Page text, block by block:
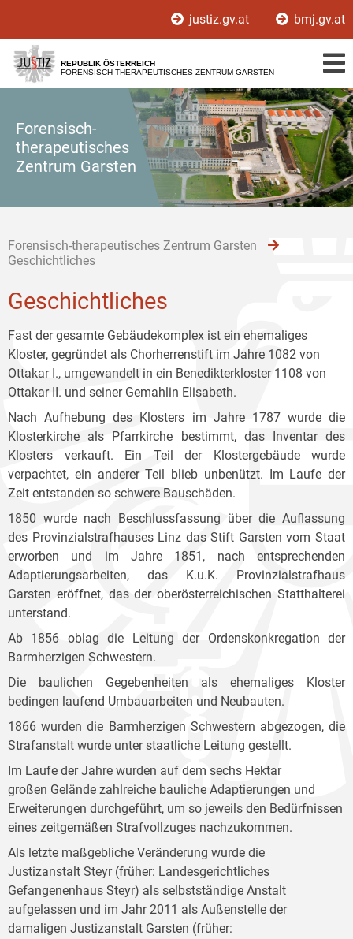
[1]
[2]
[3]
justiz.gv.at bmj.gv.at
REPUBLIK ÖSTERREICH
FORENSISCH-THERAPEUTISCHES ZENTRUM GARSTEN
Forensisch-
therapeutisches
Zentrum Garsten
Forensisch-therapeutisches Zentrum Garsten
Geschichtliches
Geschichtliches
Fast der gesamte Gebäudekomplex ist ein ehemaliges
Kloster, gegründet als Chorherrenstift im Jahre 1082 von
Ottakar I., umgewandelt in ein Benedikterkloster 1108 von
Ottakar II. und seiner Gemahlin Elisabeth.
Nach Aufhebung des Klosters im Jahre 1787 wurde die
Klosterkirche als Pfarrkirche bestimmt, das Inventar des
Klosters verkauft. Ein Teil der Klostergebäude wurde
verpachtet, ein anderer Teil blieb unbenützt. Im Laufe der
Zeit entstanden so schwere Bauschäden.
1850 wurde nach Beschlussfassung über die Auflassung
des Provinzialstrafhauses Linz das Stift Garsten vom Staat
erworben und im Jahre 1851, nach entsprechenden
Adaptierungsarbeiten, das K.u.K. Provinzialstrafhaus
Garsten eröffnet, das der oberösterreichischen Statthalterei
unterstand.
Ab 1856 oblag die Leitung der Ordenskonkregation der
Barmherzigen Schwestern.
Die baulichen Gegebenheiten als ehemaliges Kloster
bedingen laufend Umbauarbeiten und Neubauten.
1866 wurden die Barmherzigen Schwestern abgezogen, die
Strafanstalt wurde unter staatliche Leitung gestellt.
Im Laufe der Jahre wurden auf dem sechs Hektar
großen Gelände zahlreiche bauliche Adaptierungen und
Erweiterungen durchgeführt, um so jeweils den Bedürfnissen
eines zeitgemäßen Strafvollzuges nachzukommen.
Als letzte maßgebliche Veränderung wurde die
Justizanstalt Steyr (früher: Landesgerichtliches
Gefangenenhaus Steyr) als selbstständige Anstalt
aufgelassen und im Jahr 2011 als Außenstelle der
damaligen Justizanstalt Garsten (früher: